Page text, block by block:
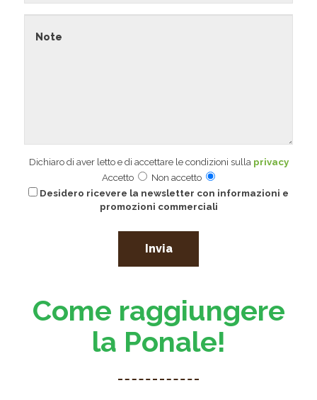
Dichiaro di aver letto e di accettare le condizioni sulla privacy
Accetto
Non accetto
Desidero ricevere la newsletter con informazioni e
promozioni commerciali
Come raggiungere
la Ponale!